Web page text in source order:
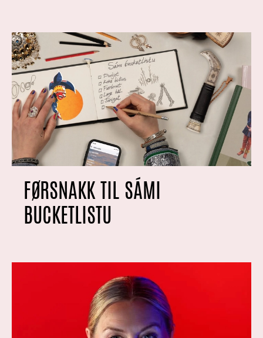
FØRSNAKK TIL SÁMI
BUCKETLISTU